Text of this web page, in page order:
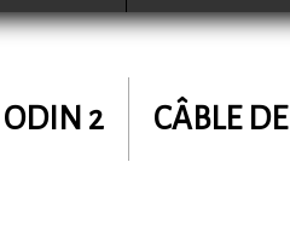
ODIN 2 CÂBLE